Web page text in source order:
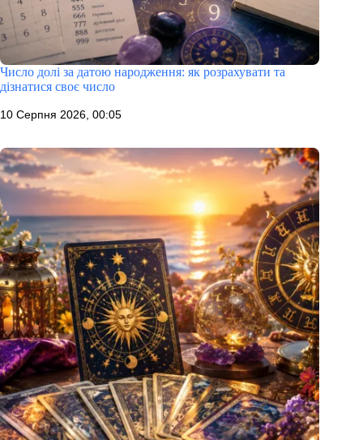
Число долі за датою народження: як розрахувати та
дізнатися своє число
10 Серпня 2026, 00:05